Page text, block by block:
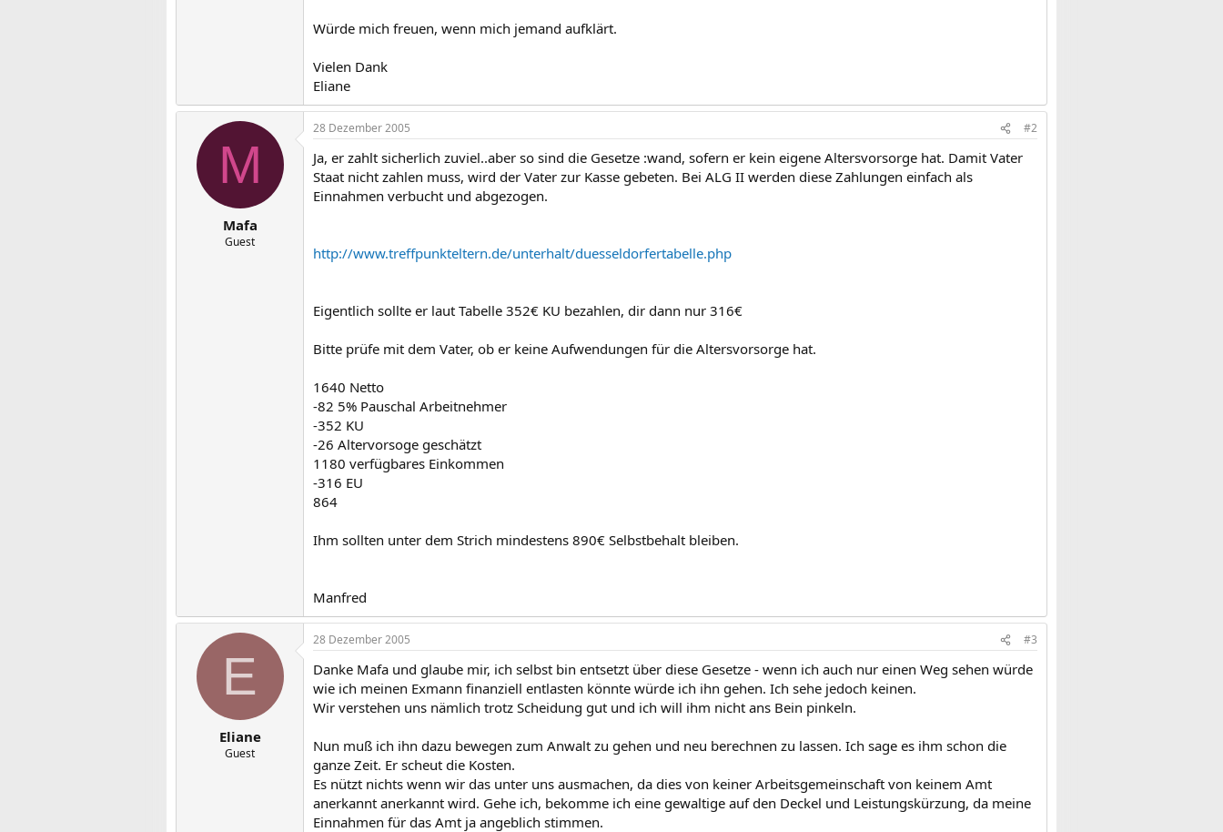
Würde mich freuen, wenn mich jemand aufklärt.
Vielen Dank
Eliane
M
Mafa
Guest
28 Dezember 2005 #2
Ja, er zahlt sicherlich zuviel..aber so sind die Gesetze :wand, sofern er kein eigene Altersvorsorge hat. Damit Vater
Staat nicht zahlen muss, wird der Vater zur Kasse gebeten. Bei ALG II werden diese Zahlungen einfach als
Einnahmen verbucht und abgezogen.
http://www.treffpunkteltern.de/unterhalt/duesseldorfertabelle.php
Eigentlich sollte er laut Tabelle 352€ KU bezahlen, dir dann nur 316€
Bitte prüfe mit dem Vater, ob er keine Aufwendungen für die Altersvorsorge hat.
1640 Netto
-82 5% Pauschal Arbeitnehmer
-352 KU
-26 Altervorsoge geschätzt
1180 verfügbares Einkommen
-316 EU
864
Ihm sollten unter dem Strich mindestens 890€ Selbstbehalt bleiben.
Manfred
E
Eliane
Guest
28 Dezember 2005 #3
Danke Mafa und glaube mir, ich selbst bin entsetzt über diese Gesetze - wenn ich auch nur einen Weg sehen würde
wie ich meinen Exmann finanziell entlasten könnte würde ich ihn gehen. Ich sehe jedoch keinen.
Wir verstehen uns nämlich trotz Scheidung gut und ich will ihm nicht ans Bein pinkeln.
Nun muß ich ihn dazu bewegen zum Anwalt zu gehen und neu berechnen zu lassen. Ich sage es ihm schon die
ganze Zeit. Er scheut die Kosten.
Es nützt nichts wenn wir das unter uns ausmachen, da dies von keiner Arbeitsgemeinschaft von keinem Amt
anerkannt anerkannt wird. Gehe ich, bekomme ich eine gewaltige auf den Deckel und Leistungskürzung, da meine
Einnahmen für das Amt ja angeblich stimmen.